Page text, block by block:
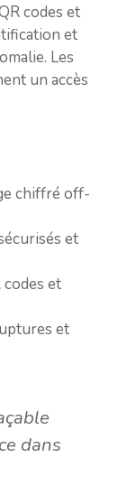
codes et
et
Les
un accès
chiffré off-
et
et
et
dans